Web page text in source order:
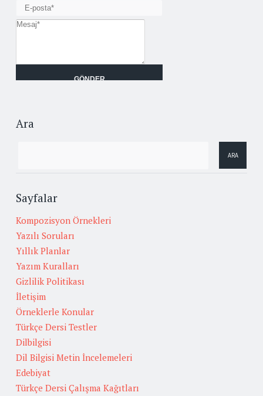
Ara
Sayfalar
Kompozisyon Örnekleri
Yazılı Soruları
Yıllık Planlar
Yazım Kuralları
Gizlilik Politikası
İletişim
Örneklerle Konular
Türkçe Dersi Testler
Dilbilgisi
Dil Bilgisi Metin İncelemeleri
Edebiyat
Türkçe Dersi Çalışma Kağıtları